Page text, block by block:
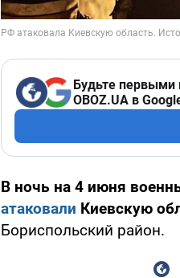
Будьте первыми
OBOZ.UA в
В ночь на 4 июня
атаковали Киевскую
Бориспольский район.